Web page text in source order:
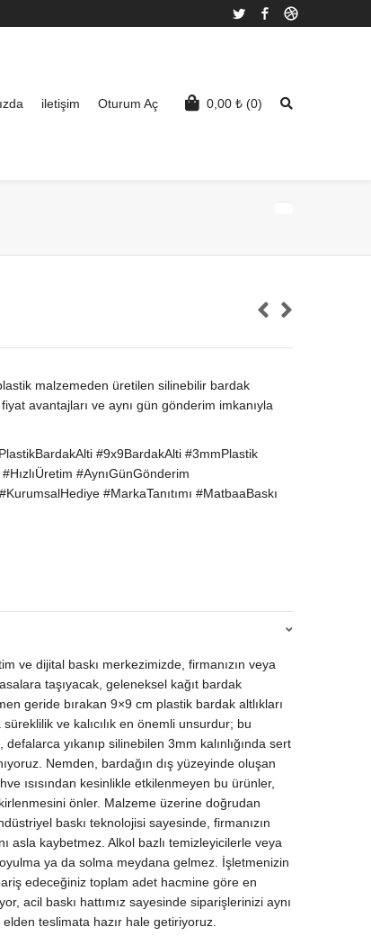
Twitter Facebook
0,00 ₺ (0)
iletişim Oturum Aç
malzemeden üretilen silinebilir bardak
avantajları ve aynı gün gönderim imkanıyla
#9x9BardakAlti #3mmPlastik
#AynıGünGönderim
#MarkaTanıtımı #MatbaaBaskı
ve dijital baskı merkezimizde, firmanızın veya
taşıyacak, geleneksel kağıt bardak
geride bırakan 9×9 cm plastik bardak altlıkları
ve kalıcılık en önemli unsurdur; bu
yıkanıp silinebilen 3mm kalınlığında sert
Nemden, bardağın dış yüzeyinde oluşan
ısısından kesinlikle etkilenmeyen bu ürünler,
önler. Malzeme üzerine doğrudan
baskı teknolojisi sayesinde, firmanızın
asla kaybetmez. Alkol bazlı temizleyicilerle veya
ya da solma meydana gelmez. İşletmenizin
edeceğiniz toplam adet hacmine göre en
acil baskı hattımız sayesinde siparişlerinizi aynı
teslimata hazır hale getiriyoruz.